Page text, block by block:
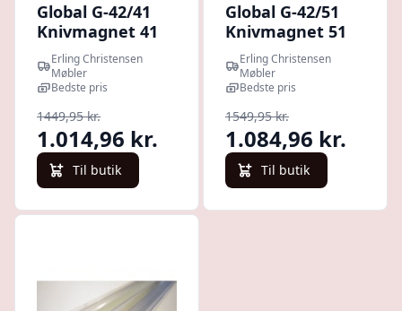
Global G-42/41
Knivmagnet 41
cm : Erling
Christensen
Møbler
Erling Christensen
Møbler
Bedste pris
1449,95 kr.
1.014,96 kr.
Til butik
Global G-42/51
Knivmagnet 51
cm : Erling
Christensen
Møbler
Erling Christensen
Møbler
Bedste pris
1549,95 kr.
1.084,96 kr.
Til butik